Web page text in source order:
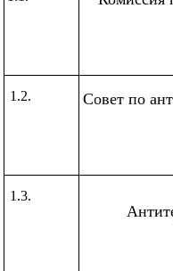
1.2.
Совет по
1.3.